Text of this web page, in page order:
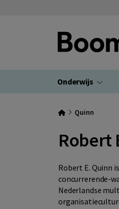
Onderwijs
Quinn
Robert
Robert E. Quinn
concurrerende-
Nederlandse